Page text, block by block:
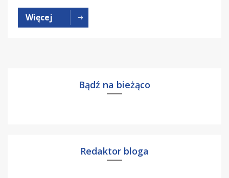
Więcej
Bądź na bieżąco
Redaktor bloga